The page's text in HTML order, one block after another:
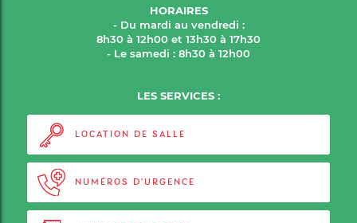
HORAIRES
- Du mardi au vendredi :
8h30 à 12h00 et 13h30 à 17h30
- Le samedi : 8h30 à 12h00
LES SERVICES :
LOCATION DE SALLE
NUMÉROS D'URGENCE